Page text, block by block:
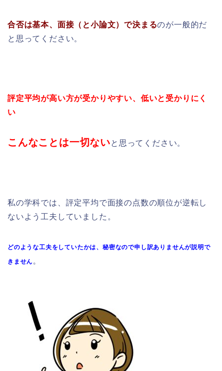
合否は基本、面接（と小論文）で決まるのが一般的だ
と思ってください。
評定平均が高い方が受かりやすい、低いと受かりにく
い
こんなことは一切ないと思ってください。
私の学科では、評定平均で面接の点数の順位が逆転し
ないよう工夫していました。
どのような工夫をしていたかは、秘密なので申し訳ありませんが説明で
きません 。